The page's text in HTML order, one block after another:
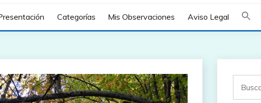
Categorías Mis Observaciones Aviso Legal